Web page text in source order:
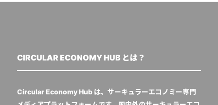
CIRCULAR ECONOMY HUB とは？
Circular Economy Hub は、サーキュラーエコノミー専門